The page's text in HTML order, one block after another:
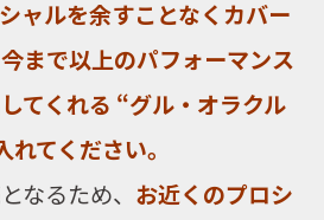
ャルを余すことなくカバー
まで以上のパフォーマンス
てくれる “グル・オラクル
てください。
なるため、 お近くのプロシ